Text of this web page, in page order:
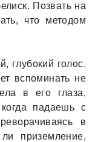
Позвать на
что методом
глубокий голос.
вспоминать не
в его глаза,
падаешь с
в
приземление,